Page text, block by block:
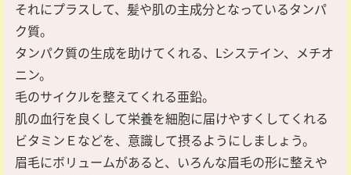
それにプラスして、髪や肌の主成分となっているタンパ
ク質。
タンパク質の生成を助けてくれる、Lシステイン、メチオ
ニン。
毛のサイクルを整えてくれる亜鉛。
肌の血行を良くして栄養を細胞に届けやすくしてくれる
ビタミンＥなどを、意識して摂るようにしましょう。
眉毛にボリュームがあると、いろんな眉毛の形に整えや